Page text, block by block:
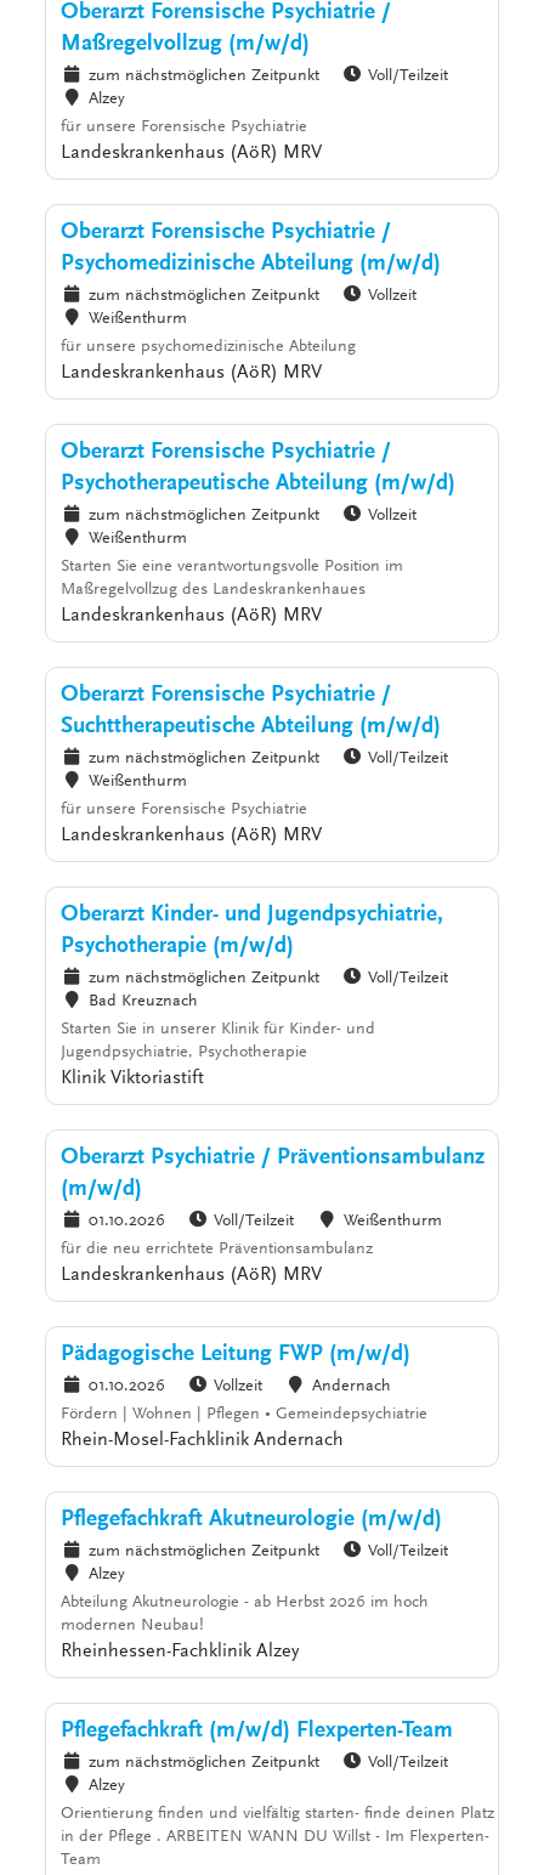
Oberarzt Forensische Psychiatrie /
Maßregelvollzug (m/w/d)
zum nächstmöglichen Zeitpunkt
Voll/Teilzeit
Alzey
für unsere Forensische Psychiatrie
Landeskrankenhaus (AöR) MRV
Oberarzt Forensische Psychiatrie /
Psychomedizinische Abteilung (m/w/d)
zum nächstmöglichen Zeitpunkt
Vollzeit
Weißenthurm
für unsere psychomedizinische Abteilung
Landeskrankenhaus (AöR) MRV
Oberarzt Forensische Psychiatrie /
Psychotherapeutische Abteilung (m/w/d)
zum nächstmöglichen Zeitpunkt
Vollzeit
Weißenthurm
Starten Sie eine verantwortungsvolle Position im
Maßregelvollzug des Landeskrankenhaues
Landeskrankenhaus (AöR) MRV
Oberarzt Forensische Psychiatrie /
Suchttherapeutische Abteilung (m/w/d)
zum nächstmöglichen Zeitpunkt
Voll/Teilzeit
Weißenthurm
für unsere Forensische Psychiatrie
Landeskrankenhaus (AöR) MRV
Oberarzt Kinder- und Jugendpsychiatrie,
Psychotherapie (m/w/d)
zum nächstmöglichen Zeitpunkt
Voll/Teilzeit
Bad Kreuznach
Starten Sie in unserer Klinik für Kinder- und
Jugendpsychiatrie, Psychotherapie
Klinik Viktoriastift
Oberarzt Psychiatrie / Präventionsambulanz
(m/w/d)
01.10.2026 Voll/Teilzeit
Weißenthurm
für die neu errichtete Präventionsambulanz
Landeskrankenhaus (AöR) MRV
Pädagogische Leitung FWP (m/w/d)
01.10.2026 Vollzeit
Andernach
Fördern | Wohnen | Pflegen • Gemeindepsychiatrie
Rhein-Mosel-Fachklinik Andernach
Pflegefachkraft Akutneurologie (m/w/d)
zum nächstmöglichen Zeitpunkt
Voll/Teilzeit
Alzey
Abteilung Akutneurologie - ab Herbst 2026 im hoch
modernen Neubau!
Rheinhessen-Fachklinik Alzey
Pflegefachkraft (m/w/d) Flexperten-Team
zum nächstmöglichen Zeitpunkt
Voll/Teilzeit
Alzey
Orientierung finden und vielfältig starten- finde deinen Platz
in der Pflege . ARBEITEN WANN DU Willst - Im Flexperten-
Team